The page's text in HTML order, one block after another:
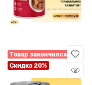
Товар закончился
Скидка 20%